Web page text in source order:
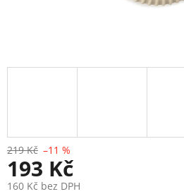
219 Kč –11 %
193 Kč
160 Kč bez DPH